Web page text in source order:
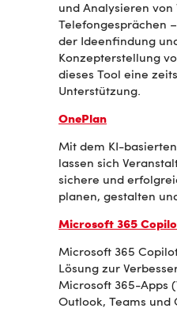
und Analysieren von
Telefongesprächen
der Ideenfindung
Konzepterstellung
dieses Tool eine
Unterstützung.
OnePlan
Mit dem KI-
lassen sich
sichere und
planen, gestalten
Microsoft 365
Microsoft 365
Lösung zur
Microsoft 365-Apps
Outlook, Teams und